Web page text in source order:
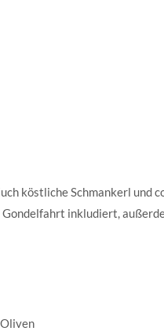
köstliche Schmankerl und
inkludiert,